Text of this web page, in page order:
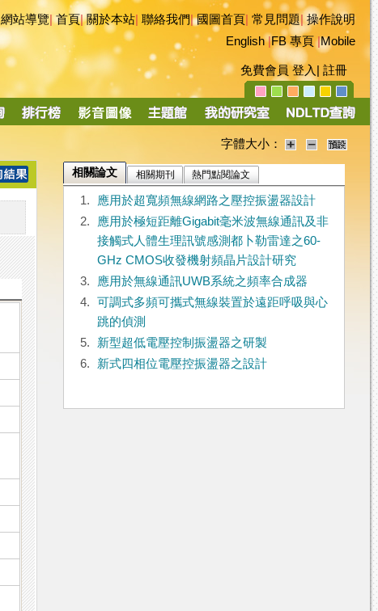
網站導覽|首頁|關於本站 聯絡我們|國圖首頁 常見問題|操作說明
English|FB 專頁|Mobile
免費會員 登入 註冊
字體大小：
相關論文 相關期刊 熱門點閱論文
1.
應用於超寬頻無線網路之壓控振盪器設計
2.
應用於極短距離Gigabit毫米波無線通訊及非
接觸式人體生理訊號感測都卜勒雷達之60-
GHz CMOS收發機射頻晶片設計研究
3.
應用於無線通訊UWB系統之頻率合成器
4.
可調式多頻可攜式無線裝置於遠距呼吸與心
跳的偵測
5.
新型超低電壓控制振盪器之研製
6.
新式四相位電壓控振盪器之設計